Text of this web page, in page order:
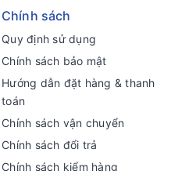
Chính sách
Quy định sử dụng
Chính sách bảo mật
Hướng dẫn đặt hàng & thanh
toán
Chính sách vận chuyển
Chính sách đổi trả
Chính sách kiểm hàng